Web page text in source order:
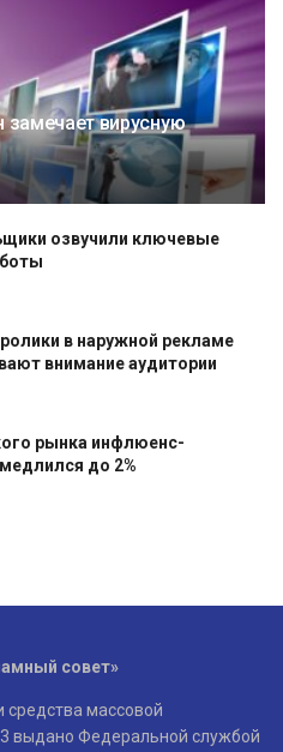
замечает вирусную
озвучили ключевые
в наружной рекламе
внимание аудитории
рынка инфлюенс-
до 2%
совет»
средства массовой
Федеральной службой